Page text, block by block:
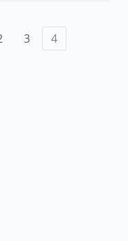
3 4